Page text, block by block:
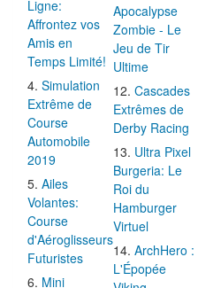
Ligne:
Affrontez vos
Amis en
Temps Limité!
Simulation
Extrême de
Course
Automobile
2019
Ailes
Volantes:
Course
d'Aéroglisseurs
Futuristes
Mini
Apocalypse
Zombie - Le
Jeu de Tir
Ultime
Cascades
Extrêmes de
Derby Racing
Ultra Pixel
Burgeria: Le
Roi du
Hamburger
Virtuel
ArchHero :
L'Épopée